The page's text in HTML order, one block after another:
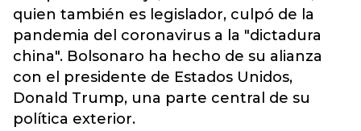
quien también es legislador, culpó de la
pandemia del coronavirus a la "dictadura
china". Bolsonaro ha hecho de su alianza
con el presidente de Estados Unidos,
Donald Trump, una parte central de su
política exterior.